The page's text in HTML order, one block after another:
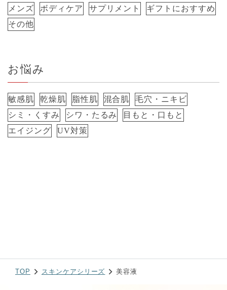
メンズ
ボディケア サプリメント
ギフトにおすすめ
その他
お悩み
敏感肌 乾燥肌 脂性肌 混合肌
毛穴・ニキビ
シミ・くすみ
シワ・たるみ
目もと・口もと
エイジング
UV対策
TOP スキンケアシリーズ 美容液